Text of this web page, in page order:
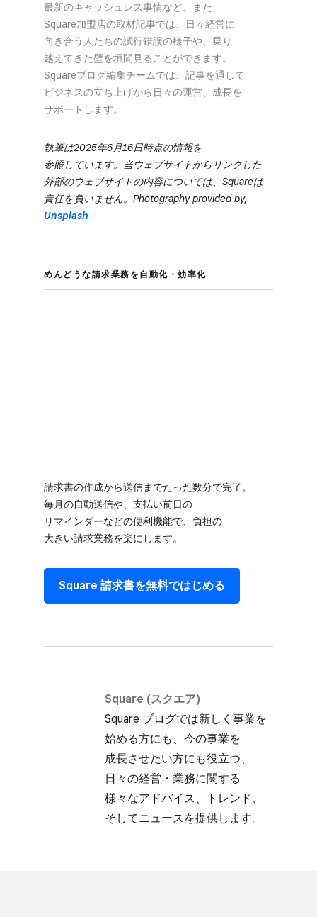
最新の​キャッシュレス事情など。​また、​
Square加盟店の​取材記事では、​日々​経営に​
向き合う​人たちの​試行錯誤の​様子や、​乗り​
越えてきた壁を​垣間見る​ことができます。​
Squareブログ編集チームでは、​記事を​通して​
ビジネスの​立ち上げから​日々の​運営、​成長を​
サポートします。
執筆は​2025年6月16日時点の​情報を​
参照しています。​当ウェブサイトから​リンクした​
外部の​ウェブサイトの​内容に​ついては、​Squareは​
責任を​負いません。​Photography provided by,
Unsplash
めんどうな​請求業務を​自動化・効率化
請求書の​作成から​送信まで​たった​数分で​完了。​
毎月の​自動送信や、​支払い​前日の​
リマインダーなどの​便利機能で、​負担の​
大きい請求業務を​楽にします。
Square 請求書を​無料で​はじめる
Square (スクエア)
Square ブログでは​新しく​事業を​
始める方にも、​今の​事業を​
成長させたい方にも​役立つ、​
日々の​経営・業務に​関する​
様々な​アドバイス、​トレンド、​
そして​ニュースを​提供します。